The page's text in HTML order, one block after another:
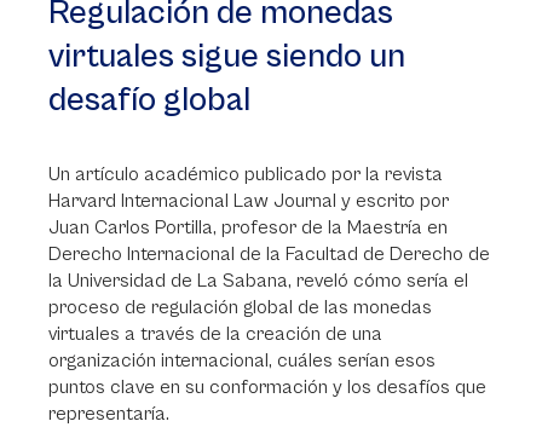
Regulación de monedas
virtuales sigue siendo un
desafío global
Un artículo académico publicado por la revista
Harvard Internacional Law Journal y escrito por
Juan Carlos Portilla, profesor de la Maestría en
Derecho Internacional de la Facultad de Derecho de
la Universidad de La Sabana, reveló cómo sería el
proceso de regulación global de las monedas
virtuales a través de la creación de una
organización internacional, cuáles serían esos
puntos clave en su conformación y los desafíos que
representaría.